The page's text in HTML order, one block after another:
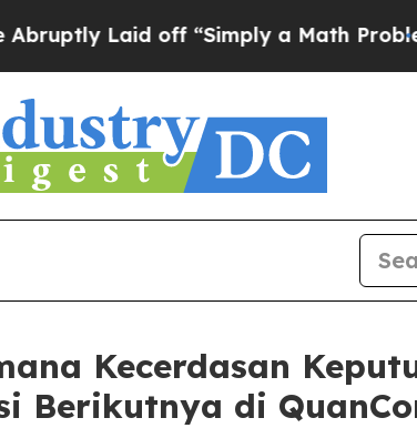
off “Simply a Math ProblemDr.
Kecerdasan
Berikutnya di